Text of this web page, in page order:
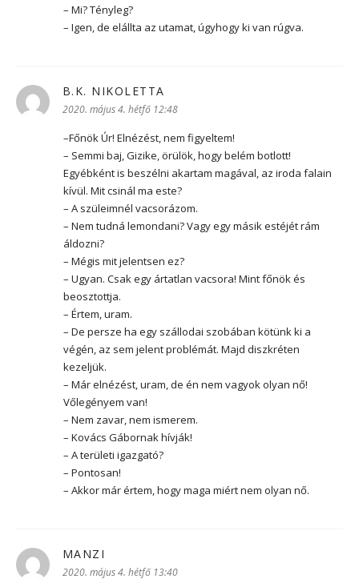
– Mi? Tényleg?
– Igen, de elállta az utamat, úgyhogy ki van rúgva.
B.K. NIKOLETTA
2020. május 4. hétfő 12:48
–Főnök Úr! Elnézést, nem figyeltem!
– Semmi baj, Gizike, örülök, hogy belém botlott!
Egyébként is beszélni akartam magával, az iroda falain
kívül. Mit csinál ma este?
– A szüleimnél vacsorázom.
– Nem tudná lemondani? Vagy egy másik estéjét rám
áldozni?
– Mégis mit jelentsen ez?
– Ugyan. Csak egy ártatlan vacsora! Mint főnök és
beosztottja.
– Értem, uram.
– De persze ha egy szállodai szobában kötünk ki a
végén, az sem jelent problémát. Majd diszkréten
kezeljük.
– Már elnézést, uram, de én nem vagyok olyan nő!
Vőlegényem van!
– Nem zavar, nem ismerem.
– Kovács Gábornak hívják!
– A területi igazgató?
– Pontosan!
– Akkor már értem, hogy maga miért nem olyan nő.
MANZI
2020. május 4. hétfő 13:40